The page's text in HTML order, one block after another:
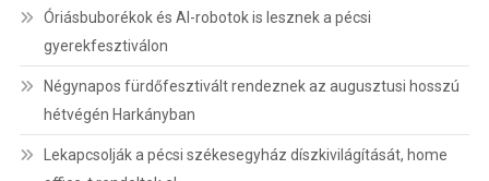
Óriásbuborékok és AI-robotok is lesznek a pécsi
gyerekfesztiválon
Négynapos fürdőfesztivált rendeznek az augusztusi hosszú
hétvégén Harkányban
Lekapcsolják a pécsi székesegyház díszkivilágítását, home